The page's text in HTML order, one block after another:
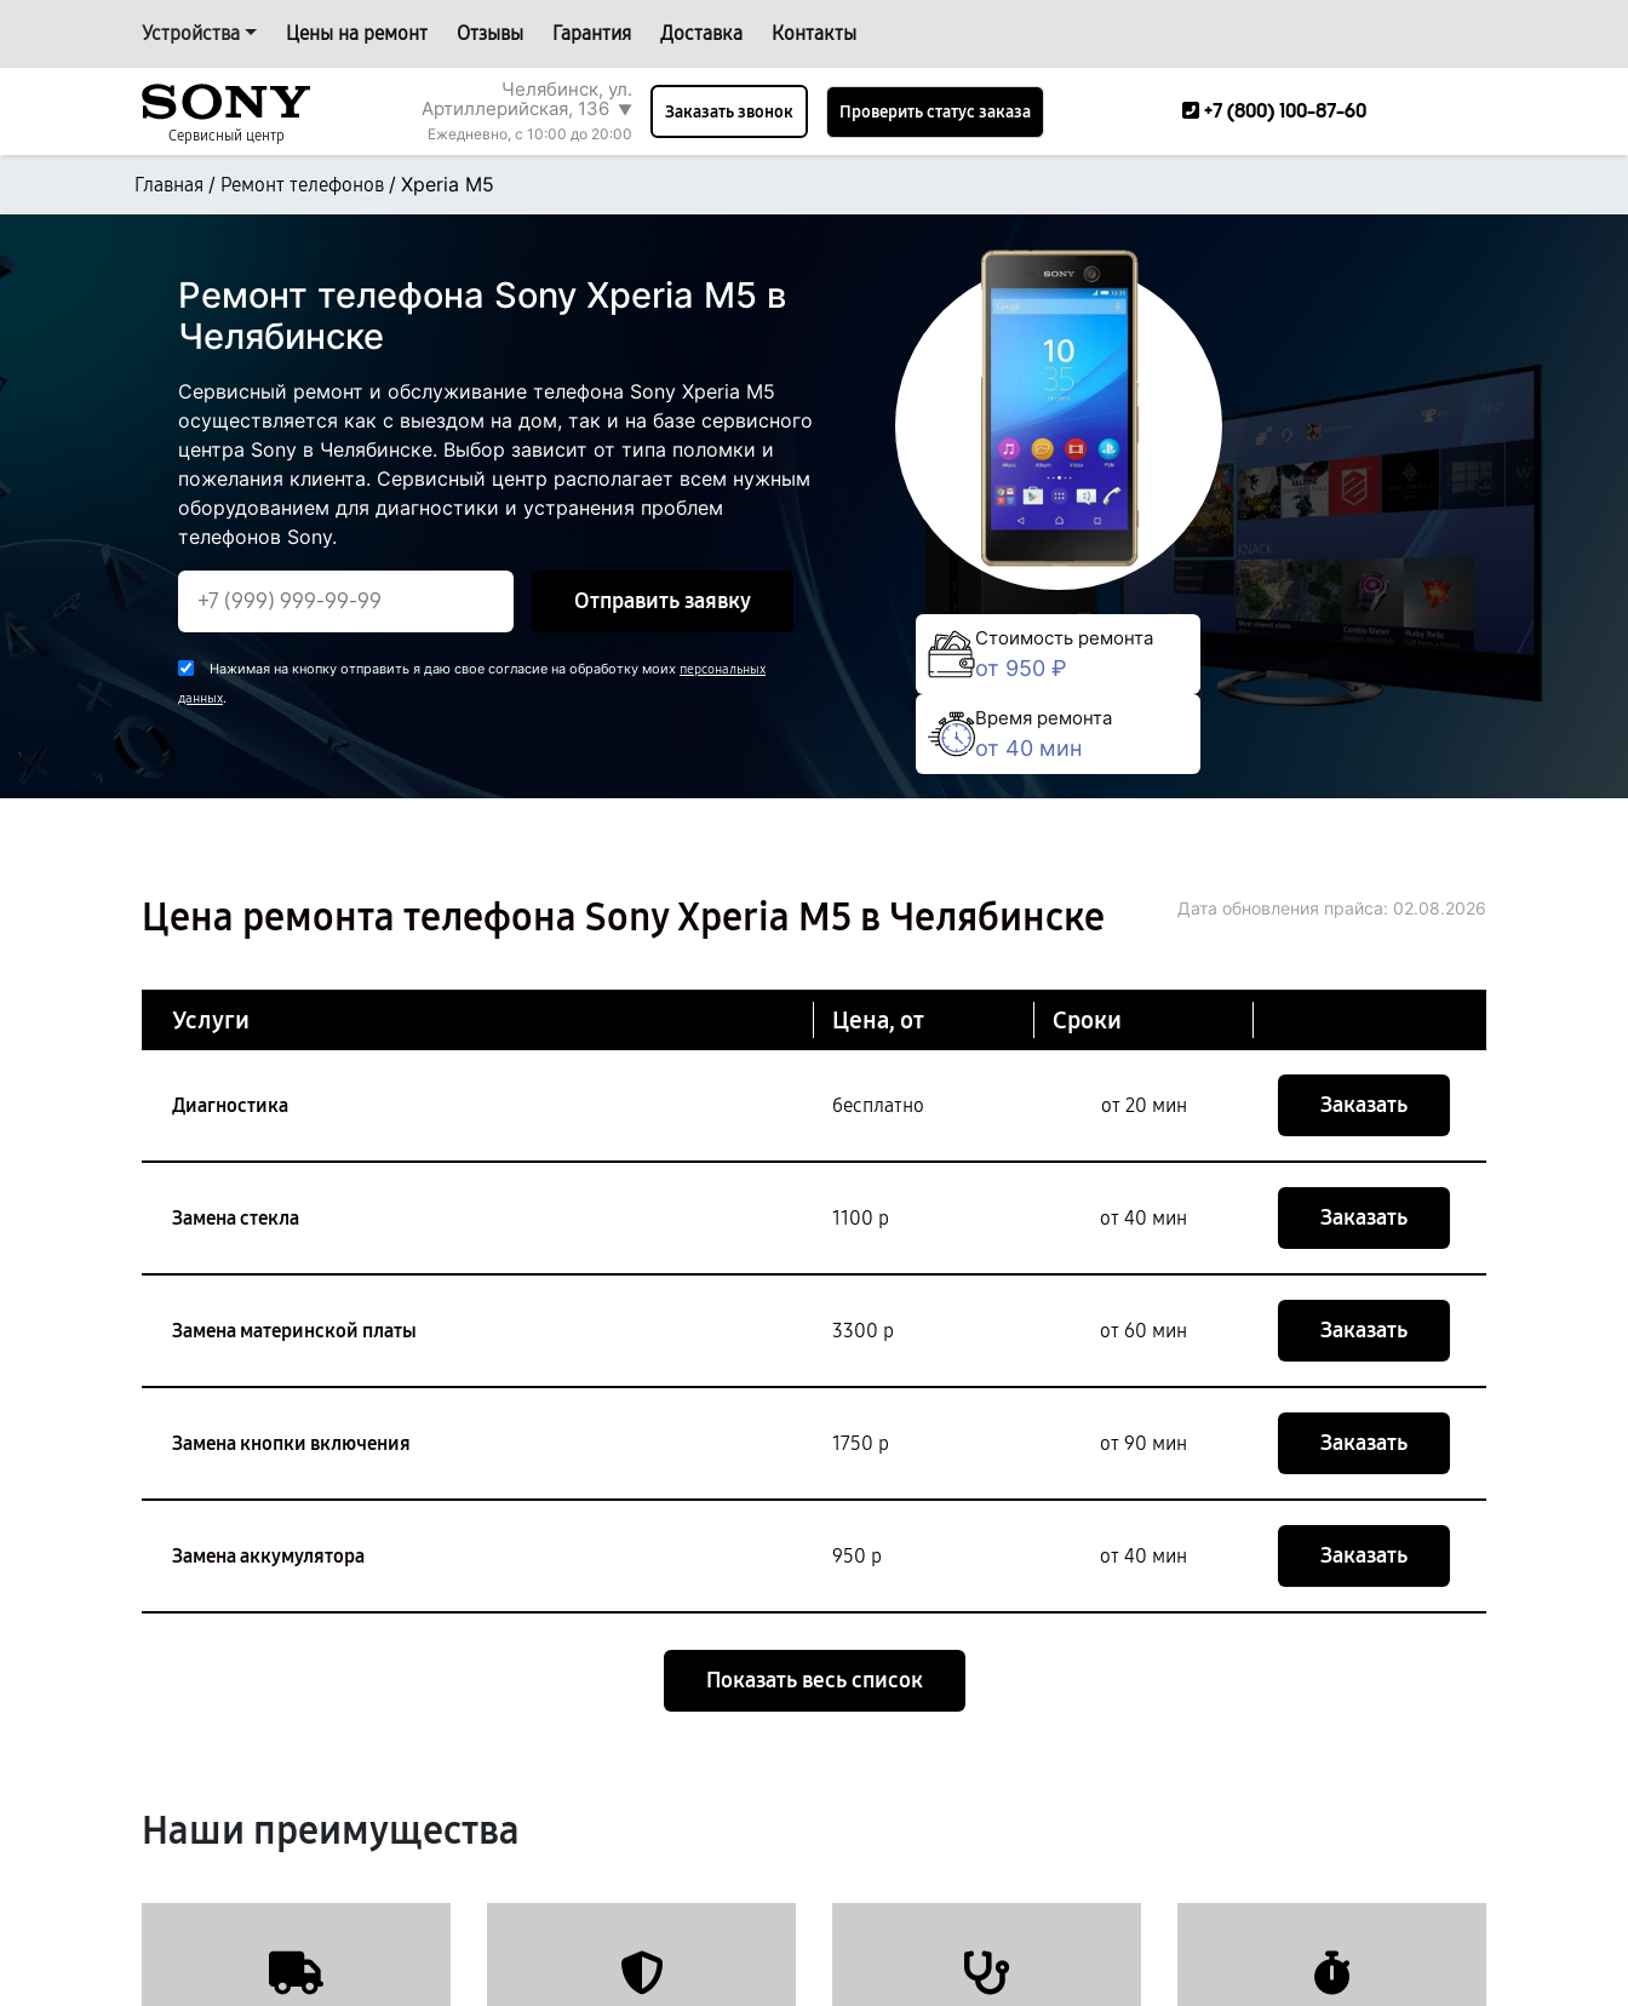
Устройства Цены на ремонт Отзывы Гарантия Доставка Контакты
Сервисный центр
Челябинск, ул.
Артиллерийская, 136 ▼
Ежедневно, с 10:00 до 20:00
Заказать звонок Проверить статус заказа +7 (800) 100-87-60
Главная / Ремонт телефонов / Xperia M5
Ремонт телефона Sony Xperia M5 в
Челябинске
Сервисный ремонт и обслуживание телефона Sony Xperia M5
осуществляется как с выездом на дом, так и на базе сервисного
центра Sony в Челябинске. Выбор зависит от типа поломки и
пожелания клиента. Сервисный центр располагает всем нужным
оборудованием для диагностики и устранения проблем
телефонов Sony.
Отправить заявку
Нажимая на кнопку отправить я даю свое согласие на обработку моих персональных
данных.
Стоимость ремонта
от 950 ₽
Время ремонта
от 40 мин
Цена ремонта телефона Sony Xperia M5 в Челябинске Дата обновления прайса: 02.08.2026
Услуги Цена, от Сроки
Диагностика бесплатно от 20 мин Заказать
Замена стекла 1100 р от 40 мин Заказать
Замена материнской платы 3300 р от 60 мин Заказать
Замена кнопки включения 1750 р от 90 мин Заказать
Замена аккумулятора 950 р от 40 мин Заказать
Показать весь список
Наши преимущества